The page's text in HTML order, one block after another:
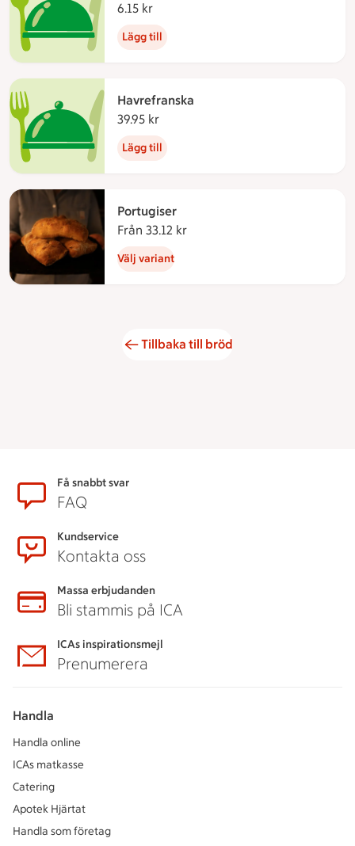
6.15 kr
Lägg till
Havrefranska
39.95 kr
Lägg till
Portugiser
Från 33.12 kr
Välj variant
Tillbaka till bröd
SidfotFå snabbt svar
FAQ
Kundservice
Kontakta oss
Massa erbjudanden
Bli stammis på ICA
ICAs inspirationsmejl
Prenumerera
Handla
Handla online
ICAs matkasse
Catering
Apotek Hjärtat
Handla som företag